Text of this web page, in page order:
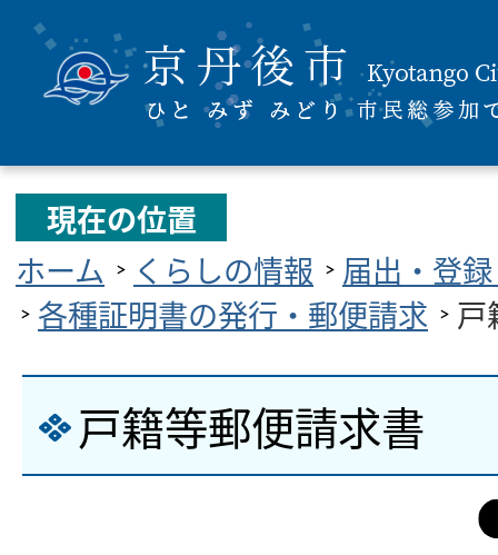
現在の位置
ホーム
くらしの情報
届出・登
各種証明書の発行・郵便請求
戸
戸籍等郵便請求書